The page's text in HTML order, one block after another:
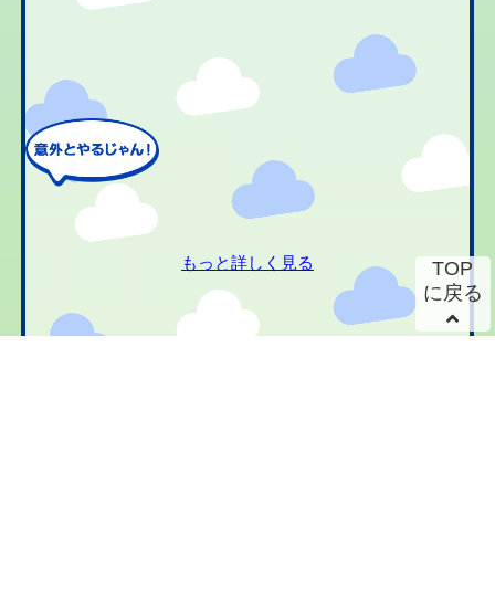
もっと詳しく見る
TOP
に戻る